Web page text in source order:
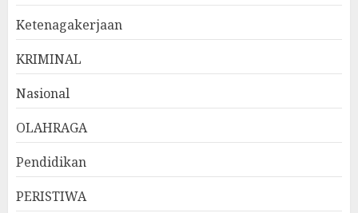
Ketenagakerjaan
KRIMINAL
Nasional
OLAHRAGA
Pendidikan
PERISTIWA